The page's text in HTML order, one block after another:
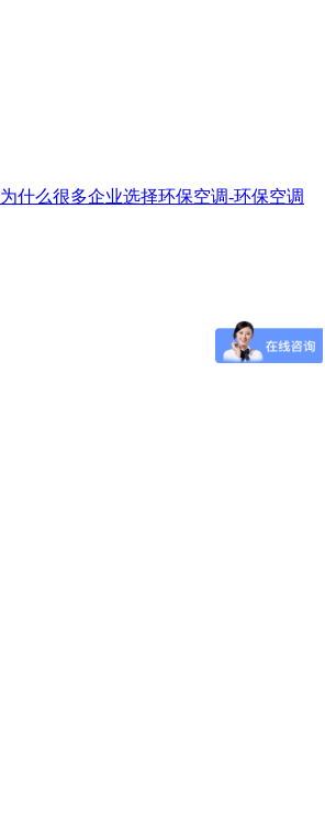
为什么很多企业选择环保空调-环保空调